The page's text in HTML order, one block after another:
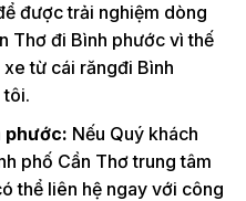
được trải nghiệm dòng
Thơ đi Bình phước vì thế
từ cái răngđi Bình
phước: Nếu Quý khách
phố Cần Thơ trung tâm
thể liên hệ ngay với công